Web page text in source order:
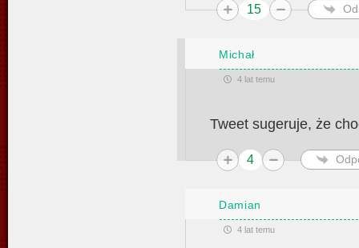
15
Michał
4 lat temu
Tweet sugeruje, że
4
Damian
4 lat temu